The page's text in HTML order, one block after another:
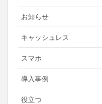
お知らせ
キャッシュレス
スマホ
導入事例
役立つ